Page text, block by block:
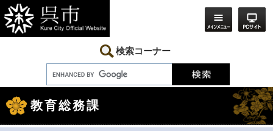
ー
ジ
の
ニ
ュ
ー
本
へ
検索コーナー
文
教育総務課